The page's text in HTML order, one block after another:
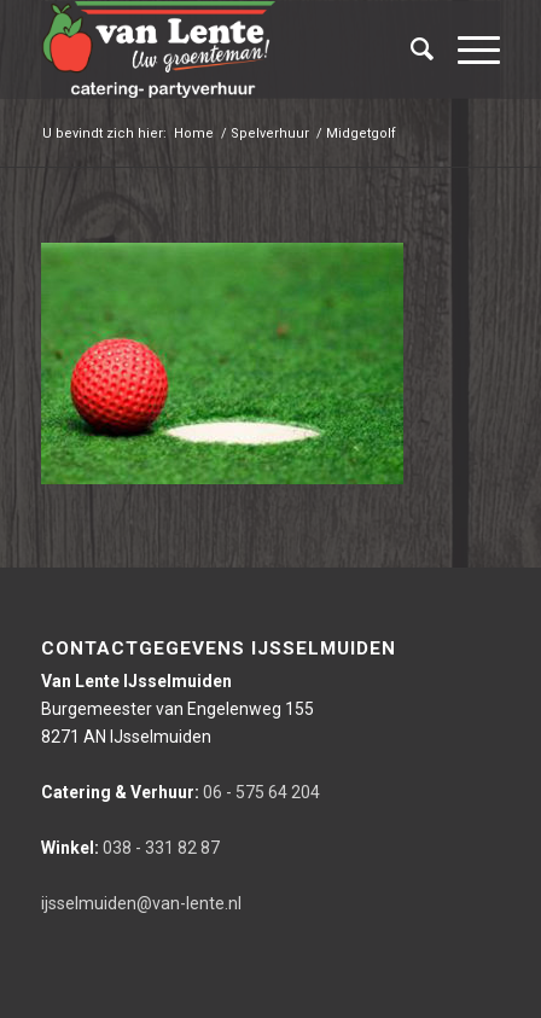
U bevindt zich hier: Home / Spelverhuur / Midgetgolf
CONTACTGEGEVENS IJSSELMUIDEN
Van Lente IJsselmuiden
Burgemeester van Engelenweg 155
8271 AN IJsselmuiden
Catering & Verhuur: 06 - 575 64 204
Winkel: 038 - 331 82 87
ijsselmuiden@van-lente.nl